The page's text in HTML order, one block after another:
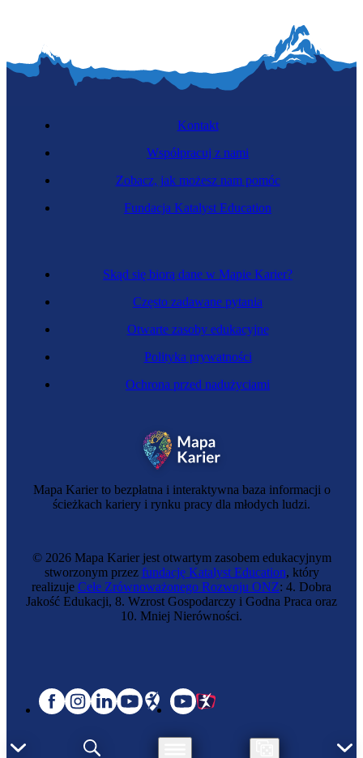
Specjalistka transportu kolejowego
Funkcjonariuszka SOK
Mapa Karier to bezpłatna i interaktywna baza informacji o
ścieżkach kariery i rynku pracy dla młodych ludzi.
Skąd się biorą dane w Mapie Karier?
Często zadawane pytania
Otwarte zasoby edukacyjne
Polityka prywatności
Ochrona przed nadużyciami
Kontakt
Współpracuj z nami
Zobacz, jak możesz nam pomóc
Fundacja Katalyst Education
© 2026 Mapa Karier jest otwartym zasobem edukacyjnym
stworzonym przez fundację Katalyst Education, który
realizuje Cele Zrównoważonego Rozwoju ONZ: 4. Dobra
Jakość Edukacji, 8. Wzrost Gospodarczy i Godna Praca oraz
10. Mniej Nierówności.